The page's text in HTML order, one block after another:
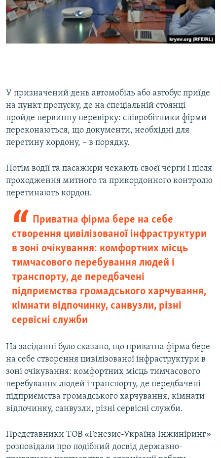
У призначений день автомобіль або автобус приїде
на пункт пропуску, де на спеціальній стоянці
пройде первинну перевірку: співробітники фірми
переконаються, що документи, необхідні для
перетину кордону, – в порядку.
Потім водії та пасажири чекають своєї черги і після
проходження митного та прикордонного контролю
перетинають кордон.
Приватна фірма бере на себе
створення цивілізованої інфраструктури
в зоні очікування: комфортних місць
тимчасового перебування людей і
транспорту, де передбачені
підприємства громадського харчування,
кімнати відпочинку, санвузли, різні
сервісні служби
На засіданні було сказано, що приватна фірма бере
на себе створення цивілізованої інфраструктури в
зоні очікування: комфортних місць тимчасового
перебування людей і транспорту, де передбачені
підприємства громадського харчування, кімнати
відпочинку, санвузли, різні сервісні служби.
Представники ТОВ «Генезис-Україна Інжиніринг»
розповідали про подібний досвід державно-